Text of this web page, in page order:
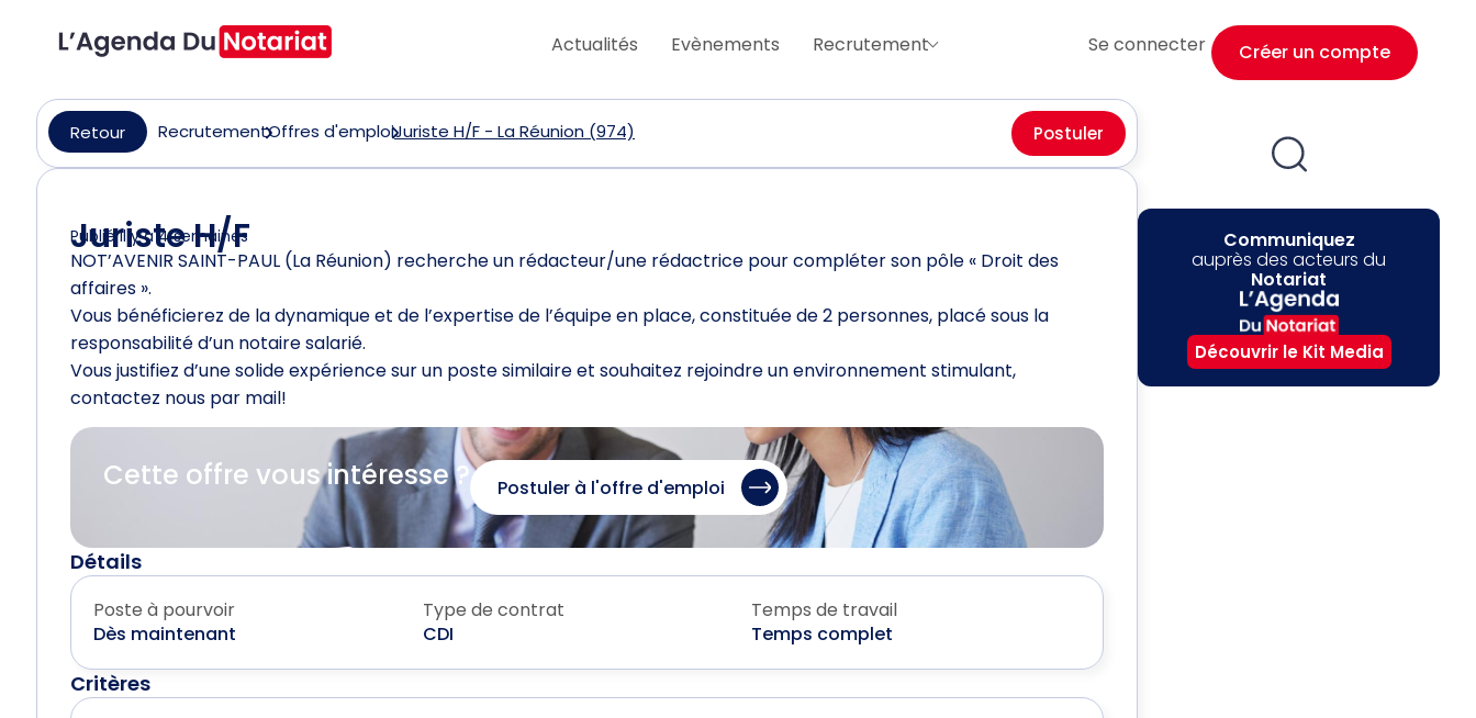
Actualités Evènements Recrutement Se connecter Créer un compte
Retour RecrutementOffres d'emploiJuriste H/F - La Réunion (974) Postuler
Juriste H/F
Publié il y a 4 semaines
NOT’AVENIR SAINT-PAUL (La Réunion) recherche un rédacteur/une rédactrice pour compléter son pôle « Droit des
affaires ».
Vous bénéficierez de la dynamique et de l’expertise de l’équipe en place, constituée de 2 personnes, placé sous la
responsabilité d’un notaire salarié.
Vous justifiez d’une solide expérience sur un poste similaire et souhaitez rejoindre un environnement stimulant,
contactez nous par mail!
Cette offre vous intéresse ? Postuler à l'offre d'emploi
Détails
Poste à pourvoir
Dès maintenant
Type de contrat
CDI
Temps de travail
Temps complet
Critères
Communiquez
auprès des acteurs du
Notariat
Découvrir le Kit Media